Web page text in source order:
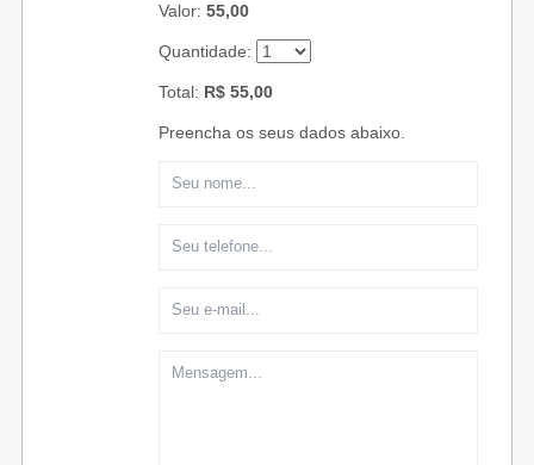
Valor:55,00
Quantidade:
Total: R$55,00
Preencha os seus dados abaixo.